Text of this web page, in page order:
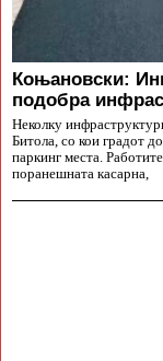
Коњановски:
подобра
Неколку
Битола, со кои градот
паркинг места.
поранешната касарна,